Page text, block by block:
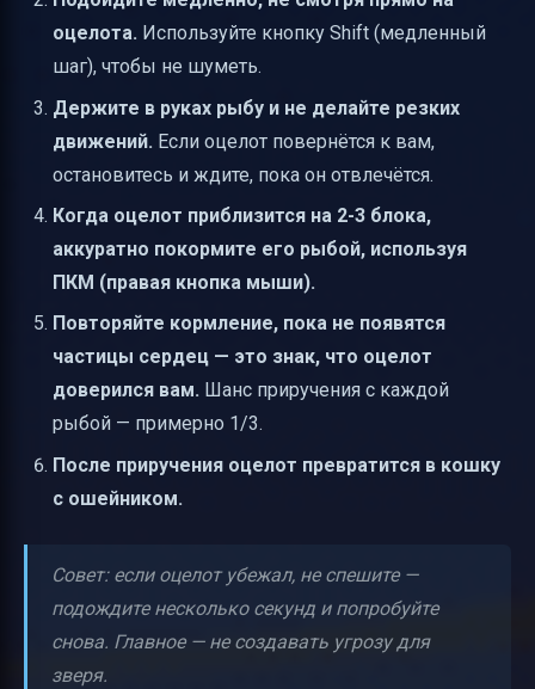
оцелота. Используйте кнопку Shift (медленный
шаг), чтобы не шуметь.
Держите в руках рыбу и не делайте резких
движений. Если оцелот повернётся к вам,
остановитесь и ждите, пока он отвлечётся.
Когда оцелот приблизится на 2-3 блока,
аккуратно покормите его рыбой, используя
ПКМ (правая кнопка мыши).
Повторяйте кормление, пока не появятся
частицы сердец — это знак, что оцелот
доверился вам. Шанс приручения с каждой
рыбой — примерно 1/3.
После приручения оцелот превратится в кошку
с ошейником.
Совет: если оцелот убежал, не спешите —
подождите несколько секунд и попробуйте
снова. Главное — не создавать угрозу для
зверя.